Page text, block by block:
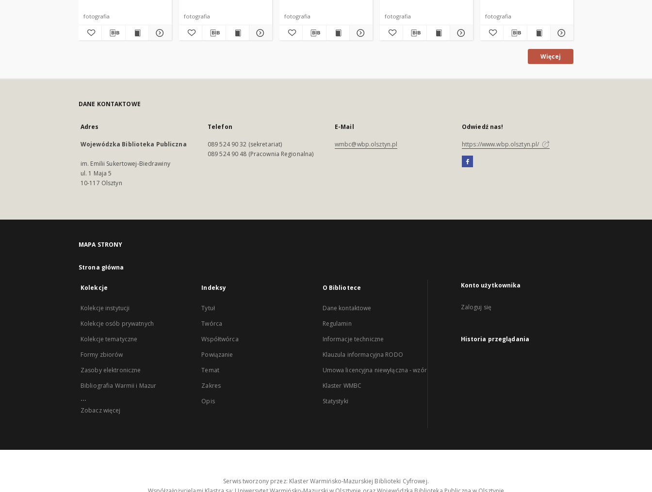
fotografia fotografia fotografia fotografia fotografia
Więcej
DANE KONTAKTOWE
Adres
Wojewódzka Biblioteka Publiczna
im. Emilii Sukertowej-Biedrawiny
ul. 1 Maja 5
10-117 Olsztyn
Telefon
089 524 90 32 (sekretariat)
089 524 90 48 (Pracownia Regionalna)
E-Mail
wmbc@wbp.olsztyn.pl
Odwiedź nas!
https://www.wbp.olsztyn.pl/
MAPA STRONY
Strona główna
Kolekcje
Kolekcje instytucji
Kolekcje osób prywatnych
Kolekcje tematyczne
Formy zbiorów
Zasoby elektroniczne
Bibliografia Warmii i Mazur
...
Zobacz więcej
Indeksy
Tytuł
Twórca
Współtwórca
Powiązanie
Temat
Zakres
Opis
O Bibliotece
Dane kontaktowe
Regulamin
Informacje techniczne
Klauzula informacyjna RODO
Umowa licencyjna niewyłączna - wzór
Klaster WMBC
Statystyki
Konto użytkownika
Zaloguj się
Historia przeglądania
Serwis tworzony przez: Klaster Warmińsko-Mazurskiej Biblioteki Cyfrowej.